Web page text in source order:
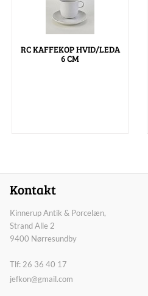
RC KAFFEKOP HVID/LEDA
6 CM
Kontakt
Kinnerup Antik & Porcelæn,
Strand Alle 2
9400 Nørresundby
Tlf: 26 36 40 17
jefkon@gmail.com